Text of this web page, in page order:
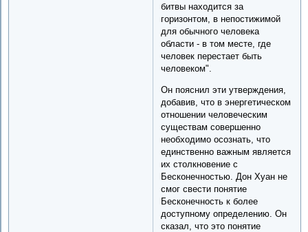
битвы находится за
горизонтом, в непостижимой
для обычного человека
области - в том месте, где
человек перестает быть
человеком".
Он пояснил эти утверждения,
добавив, что в энергетическом
отношении человеческим
существам совершенно
необходимо осознать, что
единственно важным является
их столкновение с
Бесконечностью. Дон Хуан не
смог свести понятие
Бесконечность к более
доступному определению. Он
сказал, что это понятие